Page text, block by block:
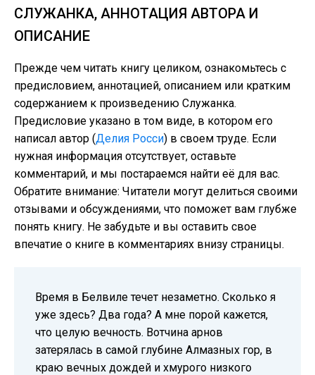
СЛУЖАНКА, АННОТАЦИЯ АВТОРА И
ОПИСАНИЕ
Прежде чем читать книгу целиком, ознакомьтесь с
предисловием, аннотацией, описанием или кратким
содержанием к произведению Служанка.
Предисловие указано в том виде, в котором его
написал автор (Делия Росси) в своем труде. Если
нужная информация отсутствует, оставьте
комментарий, и мы постараемся найти её для вас.
Обратите внимание: Читатели могут делиться своими
отзывами и обсуждениями, что поможет вам глубже
понять книгу. Не забудьте и вы оставить свое
впечатие о книге в комментариях внизу страницы.
Время в Белвиле течет незаметно. Сколько я
уже здесь? Два года? А мне порой кажется,
что целую вечность. Вотчина арнов
затерялась в самой глубине Алмазных гор, в
краю вечных дождей и хмурого низкого